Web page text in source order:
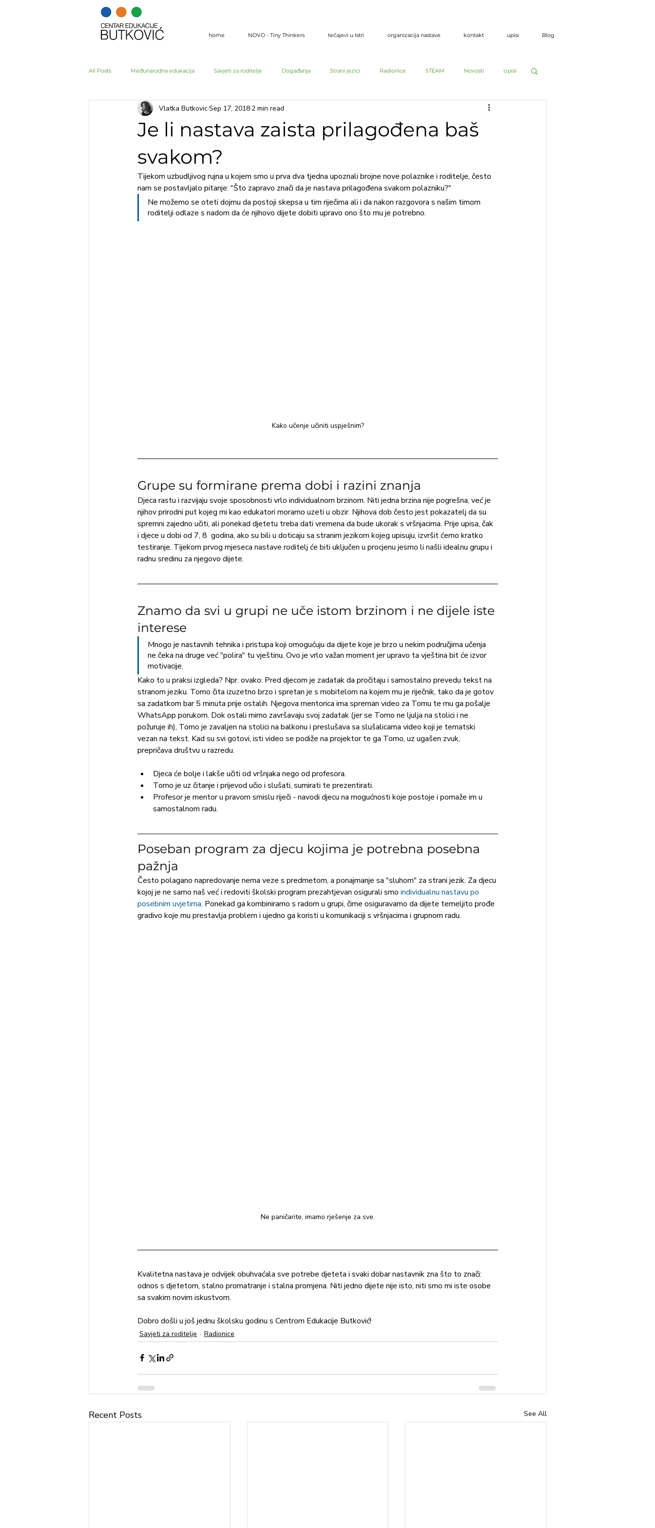
home NOVO - Tiny Thinkers tečajevi u Istri organizacija nastave kontakt upisi Blog
All Posts Međunarodna edukacija Savjeti za roditelje Događanja Strani jezici Radionice STEAM Novosti Upisi
Je li nastava zaista prilagođena baš
svakom?
Vlatka ButkovicSep 17, 2018 2 min read
Tijekom uzbudljivog rujna u kojem smo u prva dva tjedna upoznali brojne nove polaznike i roditelje, često
nam se postavljalo pitanje: "Što zapravo znači da je nastava prilagođena svakom polazniku?"
Ne možemo se oteti dojmu da postoji skepsa u tim riječima ali i da nakon razgovora s našim timom
roditelji odlaze s nadom da će njihovo dijete dobiti upravo ono što mu je potrebno.
Kako učenje učiniti uspješnim?
Grupe su formirane prema dobi i razini znanja
Djeca rastu i razvijaju svoje sposobnosti vrlo individualnom brzinom. Niti jedna brzina nije pogrešna, već je
njihov prirodni put kojeg mi kao edukatori moramo uzeti u obzir. Njihova dob često jest pokazatelj da su
spremni zajedno učiti, ali ponekad djetetu treba dati vremena da bude ukorak s vršnjacima. Prije upisa, čak
i djece u dobi od 7, 8  godina, ako su bili u doticaju sa stranim jezikom kojeg upisuju, izvršit ćemo kratko
testiranje. Tijekom prvog mjeseca nastave roditelj će biti uključen u procjenu jesmo li našli idealnu grupu i
radnu sredinu za njegovo dijete.
Znamo da svi u grupi ne uče istom brzinom i ne dijele iste
interese
Mnogo je nastavnih tehnika i pristupa koji omogućuju da dijete koje je brzo u nekim područjima učenja
ne čeka na druge već "polira" tu vještinu. Ovo je vrlo važan moment jer upravo ta vještina bit će izvor
motivacije.
Kako to u praksi izgleda? Npr. ovako: Pred djecom je zadatak da pročitaju i samostalno prevedu tekst na
stranom jeziku. Tomo čita izuzetno brzo i spretan je s mobitelom na kojem mu je riječnik, tako da je gotov
sa zadatkom bar 5 minuta prije ostalih. Njegova mentorica ima spreman video za Tomu te mu ga pošalje
WhatsApp porukom. Dok ostali mirno završavaju svoj zadatak (jer se Tomo ne ljulja na stolici i ne
požuruje ih), Tomo je zavaljen na stolici na balkonu i preslušava sa slušalicama video koji je tematski
vezan na tekst. Kad su svi gotovi, isti video se podiže na projektor te ga Tomo, uz ugašen zvuk,
prepričava društvu u razredu.
Djeca će bolje i lakše učiti od vršnjaka nego od profesora.
Tomo je uz čitanje i prijevod učio i slušati, sumirati te prezentirati.
Profesor je mentor u pravom smislu riječi - navodi djecu na mogućnosti koje postoje i pomaže im u
samostalnom radu.
Poseban program za djecu kojima je potrebna posebna
pažnja
Često polagano napredovanje nema veze s predmetom, a ponajmanje sa "sluhom" za strani jezik. Za djecu
kojoj je ne samo naš već i redoviti školski program prezahtjevan osigurali smo individualnu nastavu po
posebnim uvjetima. Ponekad ga kombiniramo s radom u grupi, čime osiguravamo da dijete temeljito prođe
gradivo koje mu prestavlja problem i ujedno ga koristi u komunikaciji s vršnjacima i grupnom radu.
Ne paničarite, imamo rješenje za sve.
Kvalitetna nastava je odvijek obuhvaćala sve potrebe djeteta i svaki dobar nastavnik zna što to znači:
odnos s djetetom, stalno promatranje i stalna promjena. Niti jedno dijete nije isto, niti smo mi iste osobe
sa svakim novim iskustvom.
Dobro došli u još jednu školsku godinu s Centrom Edukacije Butković!
Savjeti za roditelje Radionice
Recent Posts See All